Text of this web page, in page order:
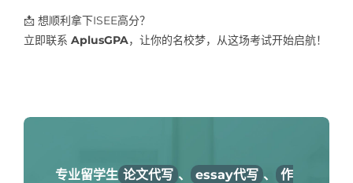
📩 想顺利拿下ISEE高分？
立即联系 AplusGPA，让你的名校梦，从这场考试开始启航！
专业留学生 论文代写 、 essay代写 、
作